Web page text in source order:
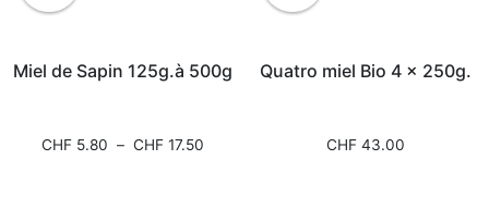
Miel de Sapin 125g.à 500g
CHF 5.80 – CHF 17.50
Quatro miel Bio 4 x 250g.
CHF 43.00